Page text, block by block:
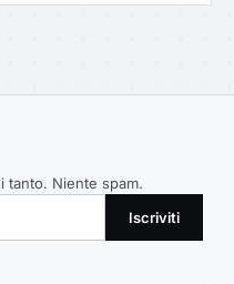
tanto. Niente spam.
Iscriviti